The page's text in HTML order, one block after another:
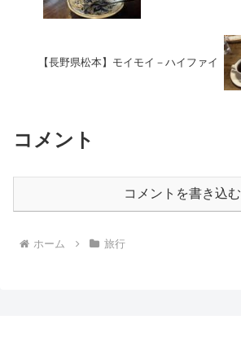
【長野県松本】モイモイ－ハイファイ
コメント
コメントを書き込む
ホーム 旅行